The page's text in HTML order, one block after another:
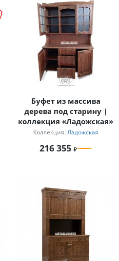
Буфет из массива
дерева под старину |
коллекция «Ладожская»
Коллекция: Ладожская
216 355